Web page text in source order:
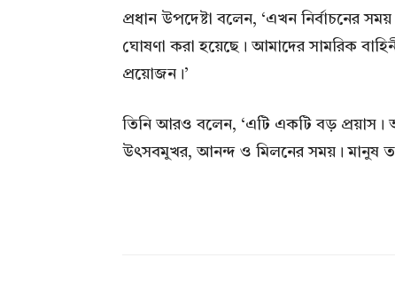
প্রধান উপদেষ্টা বলেন, ‘এখন নির্বাচনের
ঘোষণা করা হয়েছে। আমাদের সামরিক
প্রয়োজন।’
তিনি আরও বলেন, ‘এটি একটি বড় প্রয়াস।
উৎসবমুখর, আনন্দ ও মিলনের সময়। মানুষ